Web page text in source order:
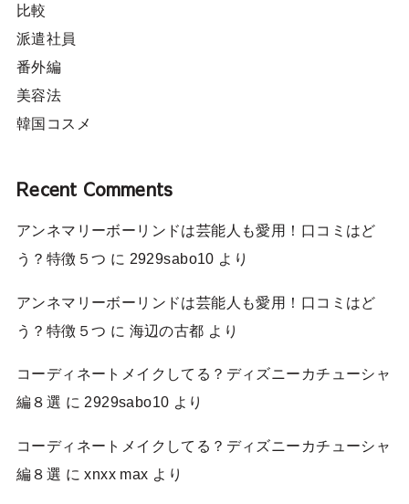
比較
派遣社員
番外編
美容法
韓国コスメ
Recent Comments
アンネマリーボーリンドは芸能人も愛用！口コミはど
う？特徴５つ に 2929sabo10 より
アンネマリーボーリンドは芸能人も愛用！口コミはど
う？特徴５つ に 海辺の古都 より
コーディネートメイクしてる？ディズニーカチューシャ
編８選 に 2929sabo10 より
コーディネートメイクしてる？ディズニーカチューシャ
編８選 にxnxx max より